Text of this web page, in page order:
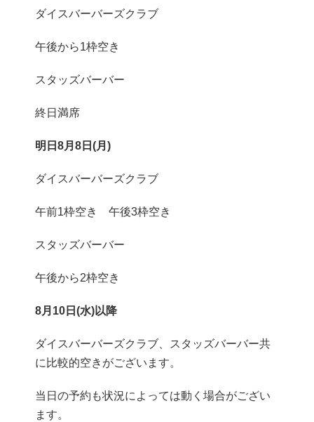
ダイスバーバーズクラブ
午後から1枠空き
スタッズバーバー
終日満席
明日8月8日(月)
ダイスバーバーズクラブ
午前1枠空き 午後3枠空き
スタッズバーバー
午後から2枠空き
8月10日(水)以降
ダイスバーバーズクラブ、スタッズバーバー共
に比較的空きがございます。
当日の予約も状況によっては動く場合がござい
ます。